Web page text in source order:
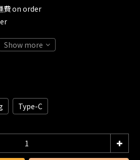
費 on order
Show more
Type-C